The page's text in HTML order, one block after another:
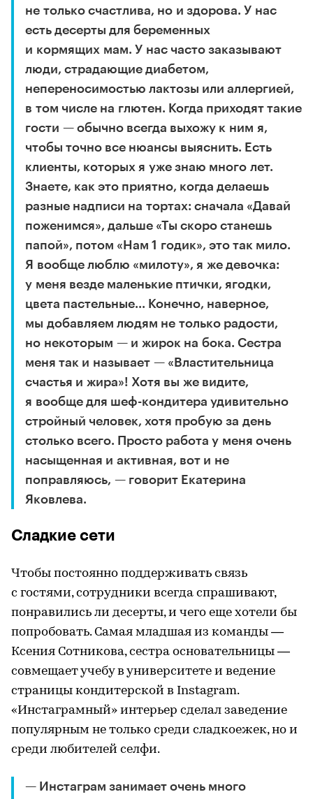
не только счастлива, но и здорова. У нас
есть десерты для беременных
и кормящих мам. У нас часто заказывают
люди, страдающие диабетом,
непереносимостью лактозы или аллергией,
в том числе на глютен. Когда приходят такие
гости — обычно всегда выхожу к ним я,
чтобы точно все нюансы выяснить. Есть
клиенты, которых я уже знаю много лет.
Знаете, как это приятно, когда делаешь
разные надписи на тортах: сначала «Давай
поженимся», дальше «Ты скоро станешь
папой», потом «Нам 1 годик», это так мило.
Я вообще люблю «милоту», я же девочка:
у меня везде маленькие птички, ягодки,
цвета пастельные... Конечно, наверное,
мы добавляем людям не только радости,
но некоторым — и жирок на бока. Сестра
меня так и называет — «Властительница
счастья и жира»! Хотя вы же видите,
я вообще для шеф-кондитера удивительно
стройный человек, хотя пробую за день
столько всего. Просто работа у меня очень
насыщенная и активная, вот и не
поправляюсь, — говорит Екатерина
Яковлева.
Сладкие сети
Чтобы постоянно поддерживать связь
с гостями, сотрудники всегда спрашивают,
понравились ли десерты, и чего еще хотели бы
попробовать. Самая младшая из команды —
Ксения Сотникова, сестра основательницы —
совмещает учебу в университете и ведение
страницы кондитерской в Instagram.
«Инстаграмный» интерьер сделал заведение
популярным не только среди сладкоежек, но и
среди любителей селфи.
— Инстаграм занимает очень много